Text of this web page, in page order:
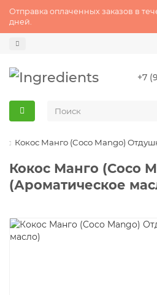
Отправка оплаченных заказов в
дней.
+7
Кокос Манго (Coco Mango)
Кокос Манго (Coco
(Ароматическое